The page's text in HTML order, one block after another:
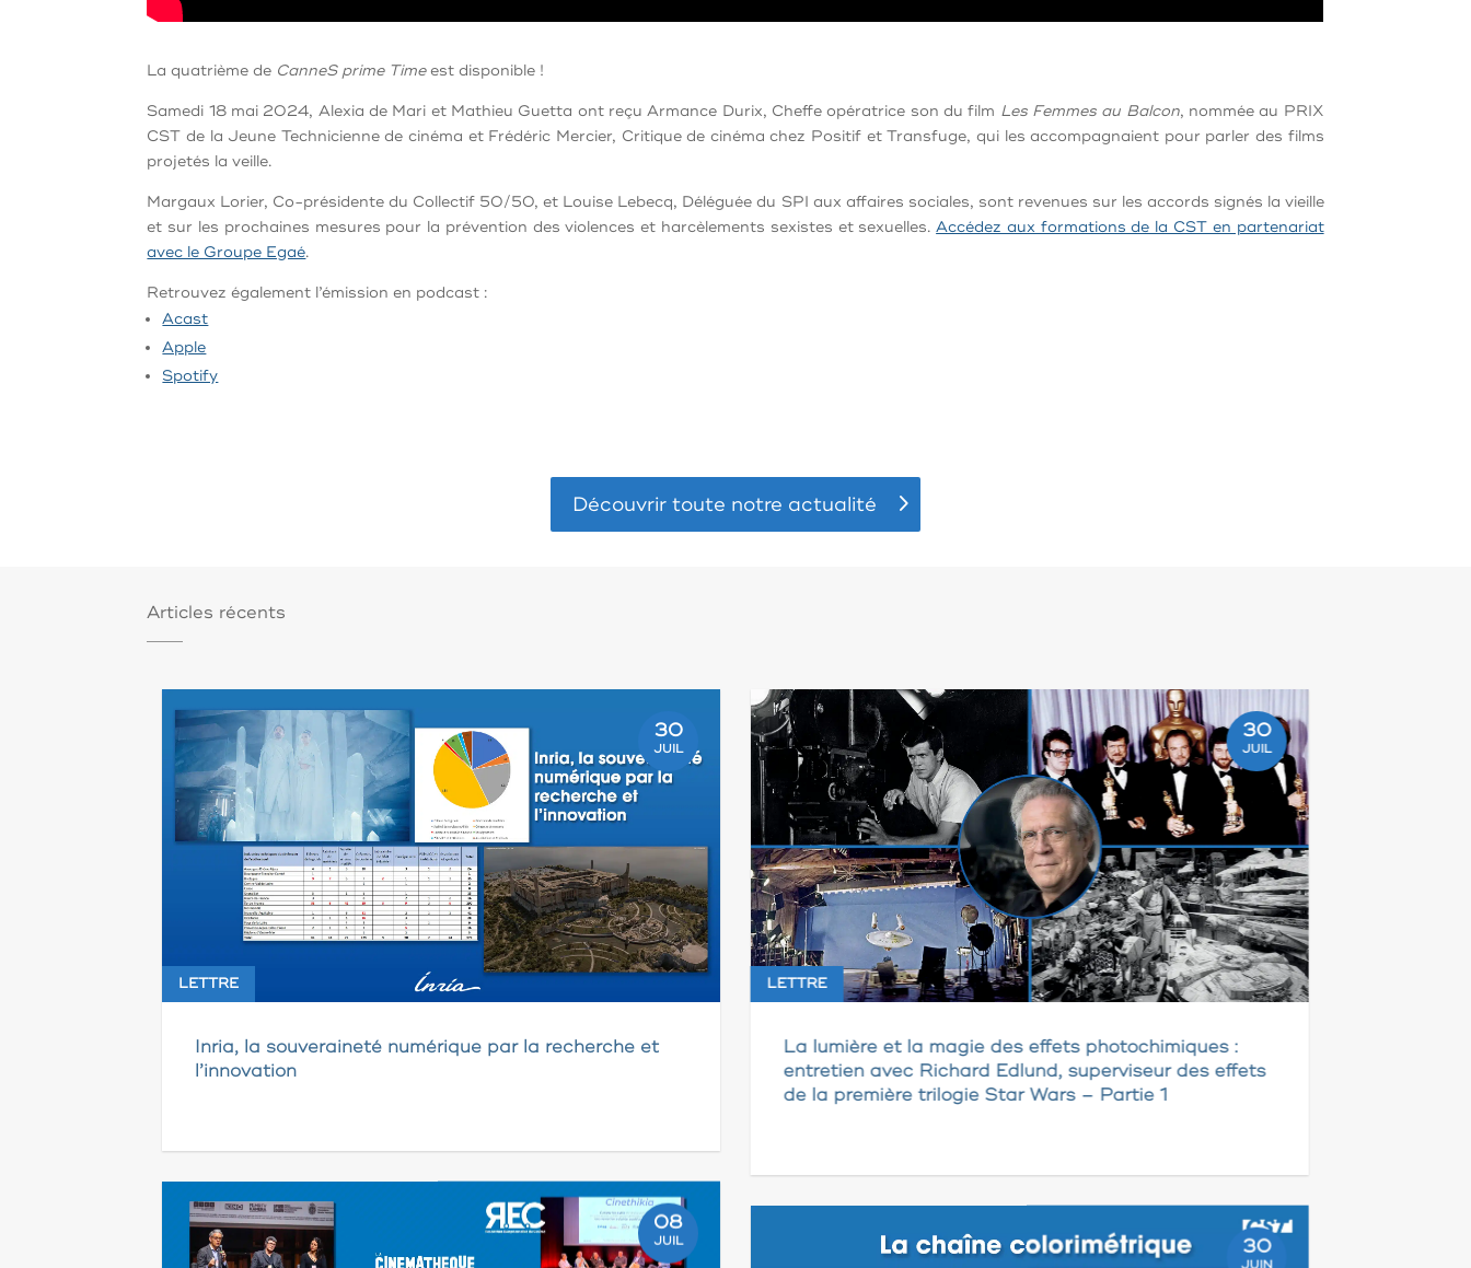
La quatrième de CanneS prime Timeest disponible !
Samedi 18 mai 2024, Alexia de Mari et Mathieu Guetta ont reçu Armance Durix, Cheffe opératrice son du film Les Femmes au Balcon, nommée au PRIX
CST de la Jeune Technicienne de cinéma et Frédéric Mercier, Critique de cinéma chez Positif et Transfuge, qui les accompagnaient pour parler des films
projetés la veille.
Margaux Lorier, Co-présidente du Collectif 50/50, et Louise Lebecq, Déléguée du SPI aux affaires sociales, sont revenues sur les accords signés la vieille
et sur les prochaines mesures pour la prévention des violences et harcèlements sexistes et sexuelles.Accédez aux formations de la CST en partenariat
avec le Groupe Egaé.
Retrouvez également l’émission en podcast :
Acast
Apple
Spotify
Découvrir toute notre actualité
Articles récents
30
JUIL
LETTRE
Inria, la souveraineté numérique par la recherche et
l’innovation
30
JUIL
LETTRE
La lumière et la magie des effets photochimiques :
entretien avec Richard Edlund, superviseur des effets
de la première trilogie Star Wars – Partie 1
08
JUIL 30
JUIN